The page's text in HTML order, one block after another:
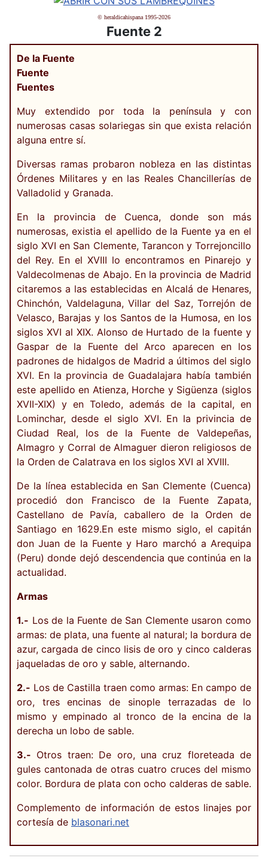
© heraldicahispana 1995-2026
Fuente 2
De la Fuente
Fuente
Fuentes
Muy extendido por toda la península y con
numerosas casas solariegas sin que exista relación
alguna entre sí.
Diversas ramas probaron nobleza en las distintas
Órdenes Militares y en las Reales Chancillerías de
Valladolid y Granada.
En la provincia de Cuenca, donde son más
numerosas, existia el apellido de la Fuente ya en el
siglo XVI en San Clemente, Tarancon y Torrejoncillo
del Rey. En el XVIII lo encontramos en Pinarejo y
Valdecolmenas de Abajo. En la provincia de Madrid
citaremos a las establecidas en Alcalá de Henares,
Chinchón, Valdelaguna, Villar del Saz, Torrejón de
Velasco, Barajas y los Santos de la Humosa, en los
siglos XVI al XIX. Alonso de Hurtado de la fuente y
Gaspar de la Fuente del Arco aparecen en los
padrones de hidalgos de Madrid a últimos del siglo
XVI. En la provincia de Guadalajara había también
este apellido en Atienza, Horche y Sigüenza (siglos
XVII-XIX) y en Toledo, además de la capital, en
Lominchar, desde el siglo XVI. En la privincia de
Ciudad Real, los de la Fuente de Valdepeñas,
Almagro y Corral de Almaguer dieron religiosos de
la Orden de Calatrava en los siglos XVI al XVIII.
De la línea establecida en San Clemente (Cuenca)
procedió don Francisco de la Fuente Zapata,
Castellano de Pavía, caballero de la Orden de
Santiago en 1629.En este mismo siglo, el capitán
don Juan de la Fuente y Haro marchó a Arequipa
(Peru) donde dejó descendencia que continúa en la
actualidad.
Armas
1.- Los de la Fuente de San Clemente usaron como
armas: de plata, una fuente al natural; la bordura de
azur, cargada de cinco lisis de oro y cinco calderas
jaqueladas de oro y sable, alternando.
2.- Los de Castilla traen como armas: En campo de
oro, tres encinas de sinople terrazadas de lo
mismo y empinado al tronco de la encina de la
derecha un lobo de sable.
3.- Otros traen: De oro, una cruz floreteada de
gules cantonada de otras cuatro cruces del mismo
color. Bordura de plata con ocho calderas de sable.
Complemento de información de estos linajes por
cortesía de blasonari.net